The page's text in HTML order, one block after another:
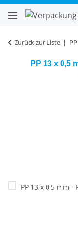
Zurück zur Liste
PP 13 x 0,5